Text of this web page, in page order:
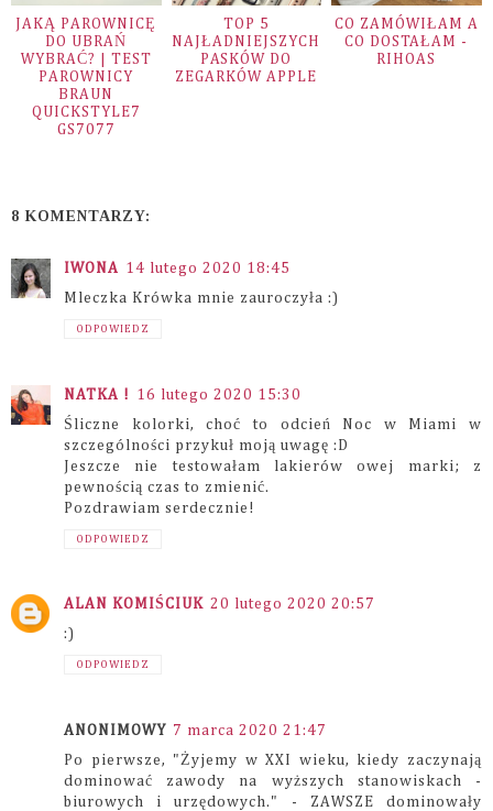
JAKĄ PAROWNICĘ
DO UBRAŃ
WYBRAĆ? | TEST
PAROWNICY
BRAUN
QUICKSTYLE7
GS7077
TOP 5
NAJŁADNIEJSZYCH
PASKÓW DO
ZEGARKÓW APPLE
CO ZAMÓWIŁAM A
CO DOSTAŁAM -
RIHOAS
8 KOMENTARZY:
IWONA 14 lutego 2020 18:45
Mleczka Krówka mnie zauroczyła :)
ODPOWIEDZ
NATKA !
16 lutego 2020 15:30
Śliczne kolorki, choć to odcień Noc w Miami w
szczególności przykuł moją uwagę :D
Jeszcze nie testowałam lakierów owej marki; z
pewnością czas to zmienić.
Pozdrawiam serdecznie!
ODPOWIEDZ
ALAN KOMIŚCIUK 20 lutego 2020 20:57
:)
ODPOWIEDZ
ANONIMOWY 7 marca 2020 21:47
Po pierwsze, "Żyjemy w XXI wieku, kiedy zaczynają
dominować zawody na wyższych stanowiskach -
biurowych i urzędowych." - ZAWSZE dominowały